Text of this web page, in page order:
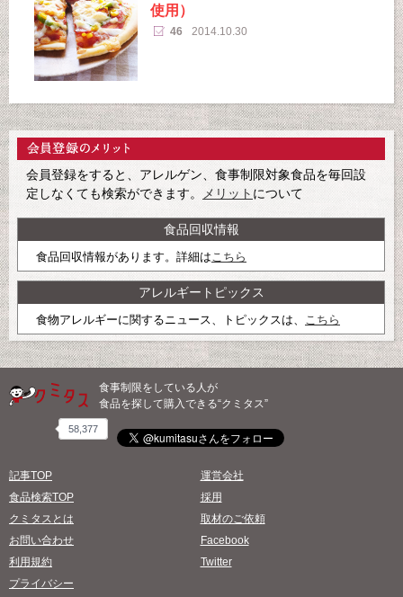
使用）
46 2014.10.30
会員登録をすると、アレルゲン、食事制限対象食品を毎回設
定しなくても検索ができます。
メリット について
食品回収情報
食品回収情報があります。詳細は こちら
アレルギートピックス
食物アレルギーに関するニュース、トピックスは、 こちら
食事制限をしている人が
食品を探して購入できる“クミタス”
58,377
記事TOP
食品検索TOP
クミタスとは
お問い合わせ
利用規約
プライバシー
運営会社
採用
取材のご依頼
Facebook
Twitter